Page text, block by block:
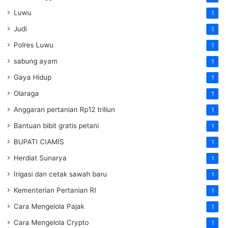
Luwu 1
Judi 1
Polres Luwu 1
sabung ayam 1
Gaya Hidup 1
Olaraga 1
Anggaran pertanian Rp12 triliun 1
Bantuan bibit gratis petani 1
BUPATI CIAMIS 1
Herdiat Sunarya 1
Irigasi dan cetak sawah baru 1
Kementerian Pertanian RI 1
Cara Mengelola Pajak 1
Cara Mengelola Crypto 1